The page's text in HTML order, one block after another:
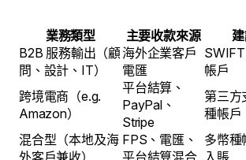
業務類型 主要收款來源
B2B 服務輸出（顧
問、設計、IT）
海外企業客戶
電匯
帳戶
跨境電商（e.g.
Amazon）
平台結算、
PayPal、
Stripe
第三方
種帳戶
混合型（本地及海
外客戶兼收）
FPS、電匯、
平台結算混合
多幣種
入賬